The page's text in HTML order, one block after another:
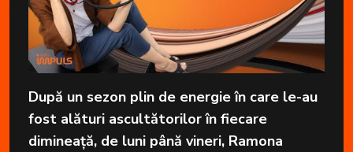
După un sezon plin de energie în care le-au
fost alături ascultătorilor în fiecare
dimineață, de luni până vineri, Ramona